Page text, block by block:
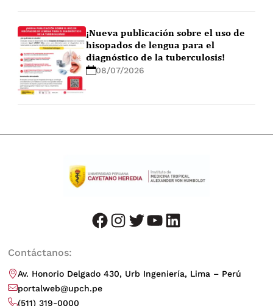
¡Nueva publicación sobre el uso de
hisopados de lengua para el
diagnóstico de la tuberculosis!
08/07/2026
facebook instagram twitter youtube LinkedIn
Contáctanos:
Av. Honorio Delgado 430, Urb Ingeniería, Lima – Perú
portalweb@upch.pe
(511) 319-0000